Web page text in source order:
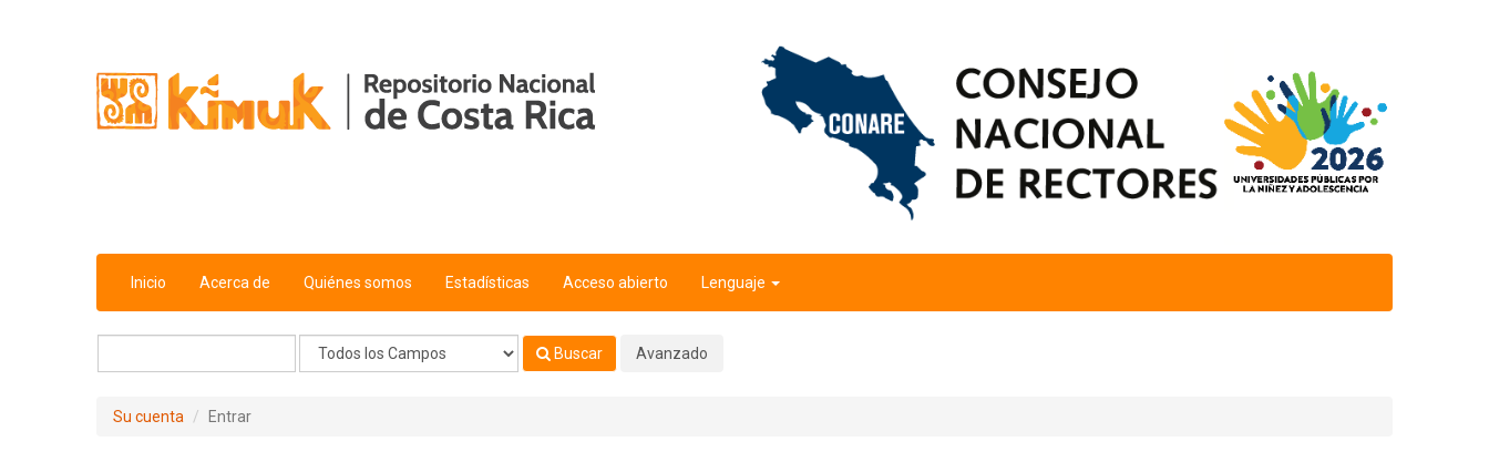
Inicio Acerca de Quiénes somos Estadísticas Acceso abierto Lenguaje
Buscar Avanzado
Su cuenta Entrar